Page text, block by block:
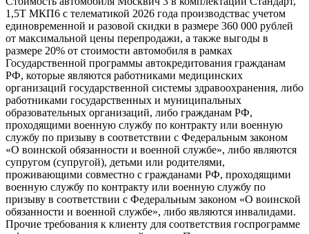
1,5Т МКП6 с телематикой 2026 года производствас учетом
единовременной и разовой скидки в размере 360 000 рублей
от максимальной цены перепродажи, а также выгоды в
размере 20% от стоимости автомобиля в рамках
Государственной программы автокредитования гражданам
РФ, которые являются работниками медицинских
организаций государственной системы здравоохранения, либо
работниками государственных и муниципальных
образовательных организаций, либо гражданам РФ,
проходящими военную службу по контракту или военную
службу по призыву в соответствии с Федеральным законом
«О воинской обязанности и военной службе», либо являются
супругом (супругой), детьми или родителями,
проживающими совместно с гражданами РФ, проходящими
военную службу по контракту или военную службу по
призыву в соответствии с Федеральным законом «О воинской
обязанности и военной службе», либо являются инвалидами.
Прочие требования к клиенту для соответствия госпрограмме